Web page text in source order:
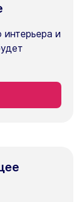
и